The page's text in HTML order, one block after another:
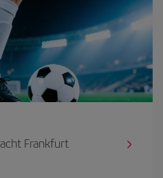
Frankfurt